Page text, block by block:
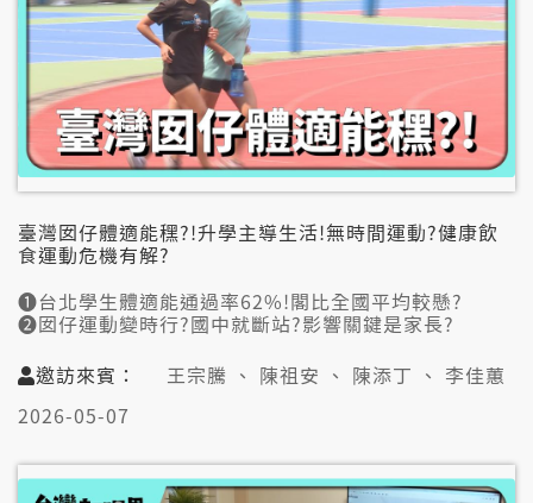
臺灣囡仔體適能䆀?!升學主導生活!無時間運動?健康飲
食運動危機有解?
➊台北學生體適能通過率62%!閣比全國平均較懸?
➋囡仔運動變時行?國中就斷站?影響關鍵是家長?
➍3成囡仔有大箍肥問題!加運動嘛愛控制食食?
➎運動愛長時間!趣味較重要?跳舞.走健攏會使?
➏大箍肥影響健康!運動增加韌性?對家長做起?
👤邀訪來賓:
邀訪來賓：
王宗騰 、 陳祖安 、 陳添丁 、 李佳蕙
2026-05-07